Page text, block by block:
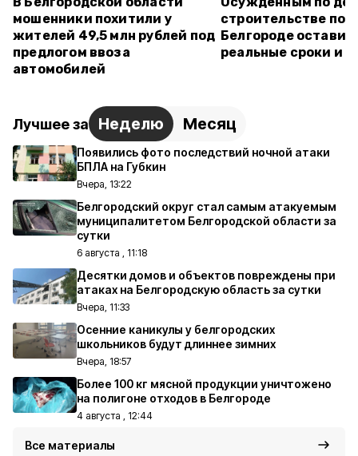
мошенники похитили у
жителей 49,5 млн рублей под
предлогом ввоза
автомобилей
строительстве
Белгороде
реальные сроки и
Лучшее за Неделю Месяц
Появились фото последствий ночной атаки
БПЛА на Губкин
Вчера, 13:22
Белгородский округ стал самым атакуемым
муниципалитетом Белгородской области за
сутки
6 августа , 11:18
Десятки домов и объектов повреждены при
атаках на Белгородскую область за сутки
Вчера, 11:33
Осенние каникулы у белгородских
школьников будут длиннее зимних
Вчера, 18:57
Более 100 кг мясной продукции уничтожено
на полигоне отходов в Белгороде
4 августа , 12:44
Все материалы